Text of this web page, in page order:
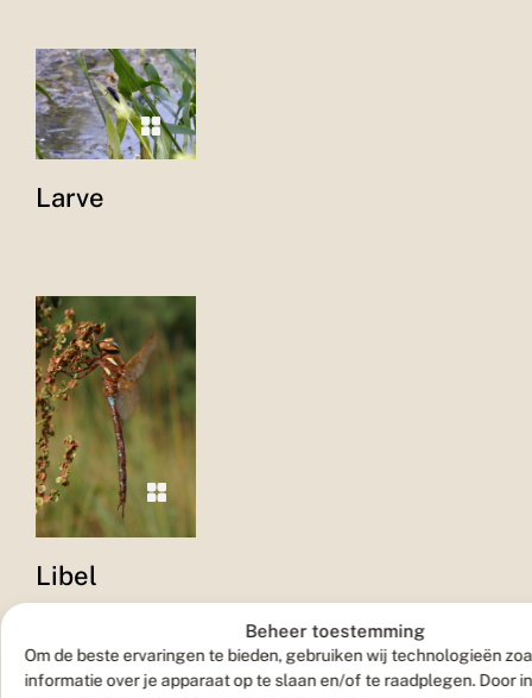
Beheer toestemming
Om de beste ervaringen te bieden, gebruiken wij technologieën
informatie over je apparaat op te slaan en/of te raadplegen. Door
Larve
Libel